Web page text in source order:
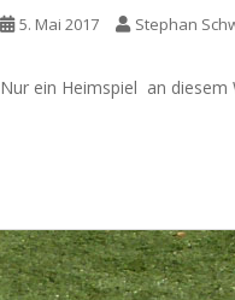
5. Mai 2017 Stephan
Nur ein Heimspiel an diesem